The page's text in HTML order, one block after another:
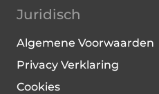
Juridisch
Algemene Voorwaarden
Privacy Verklaring
Cookies